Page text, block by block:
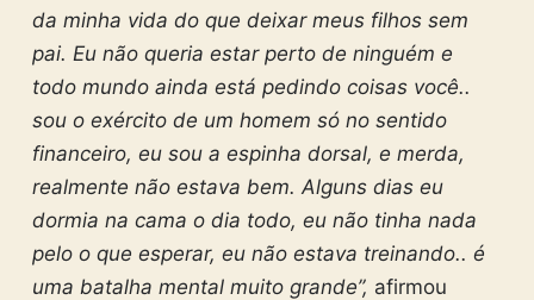
da minha vida do que deixar meus filhos sem
pai. Eu não queria estar perto de ninguém e
todo mundo ainda está pedindo coisas você..
sou o exército de um homem só no sentido
financeiro, eu sou a espinha dorsal, e merda,
realmente não estava bem. Alguns dias eu
dormia na cama o dia todo, eu não tinha nada
pelo o que esperar, eu não estava treinando.. é
uma batalha mental muito grande”, afirmou